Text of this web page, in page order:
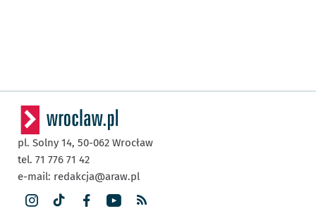
pl. Solny 14, 50-062 Wrocław
tel. 71 776 71 42
e-mail: redakcja@araw.pl